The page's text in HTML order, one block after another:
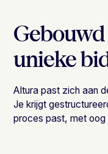
unieke
Altura past zich aan
Je krijgt
proces past, met